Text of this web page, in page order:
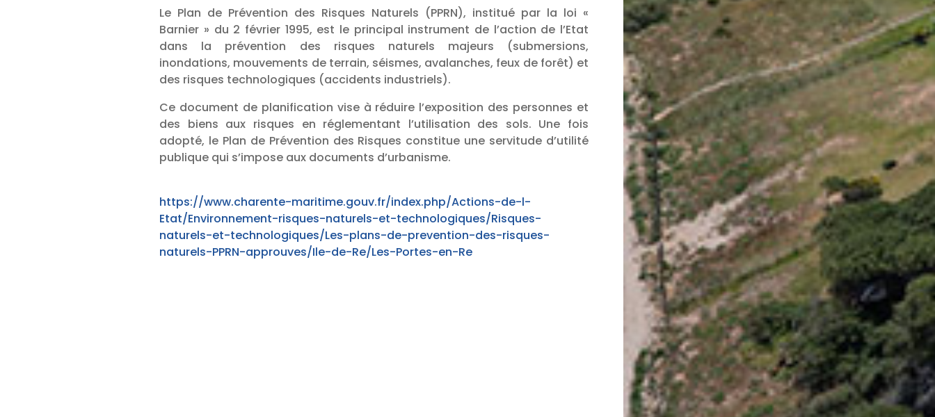
Le Plan de Prévention des Risques Naturels (PPRN), institué par la loi «
Barnier » du 2 février 1995, est le principal instrument de l’action de l’Etat
dans la prévention des risques naturels majeurs (submersions,
inondations, mouvements de terrain, séismes, avalanches, feux de forêt) et
des risques technologiques (accidents industriels).
Ce document de planification vise à réduire l’exposition des personnes et
des biens aux risques en réglementant l’utilisation des sols. Une fois
adopté, le Plan de Prévention des Risques constitue une servitude d’utilité
publique qui s’impose aux documents d’urbanisme.
https://www.charente-maritime.gouv.fr/index.php/Actions-de-l-
Etat/Environnement-risques-naturels-et-technologiques/Risques-
naturels-et-technologiques/Les-plans-de-prevention-des-risques-
naturels-PPRN-approuves/Ile-de-Re/Les-Portes-en-Re